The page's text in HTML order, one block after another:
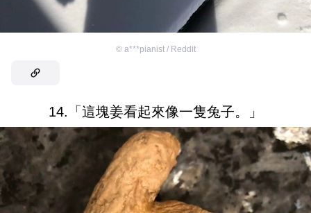
© a***pianist / Reddit
14.「這塊姜看起來像一隻兔子。」